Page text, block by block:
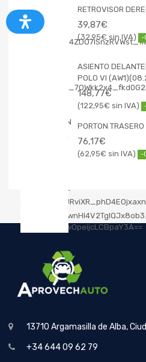
RETROVISOR
39,87€
32,95€ -
ASIENTO
POLO VI
148,77€
122,95€
PORTON
76,17€
62,95€ -
13710 Argamasilla de Alba,
+34 644 09 62 79